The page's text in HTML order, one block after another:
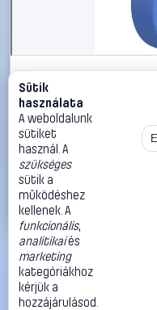
Blickle 749083 B-POEV
rögzített görgő KerékØ:
kg 1 db
Blickle Görgők, kerekek
49 990 Ft
Kosárba
«
Méret:
©2026
ÁSZF
Sütik
használata
A weboldalunk
sütiket
használ. A
szükséges
sütik a
működéshez
kellenek. A
funkcionális,
analitikaiés
marketing
kategóriákhoz
kérjük a
hozzájárulásod.